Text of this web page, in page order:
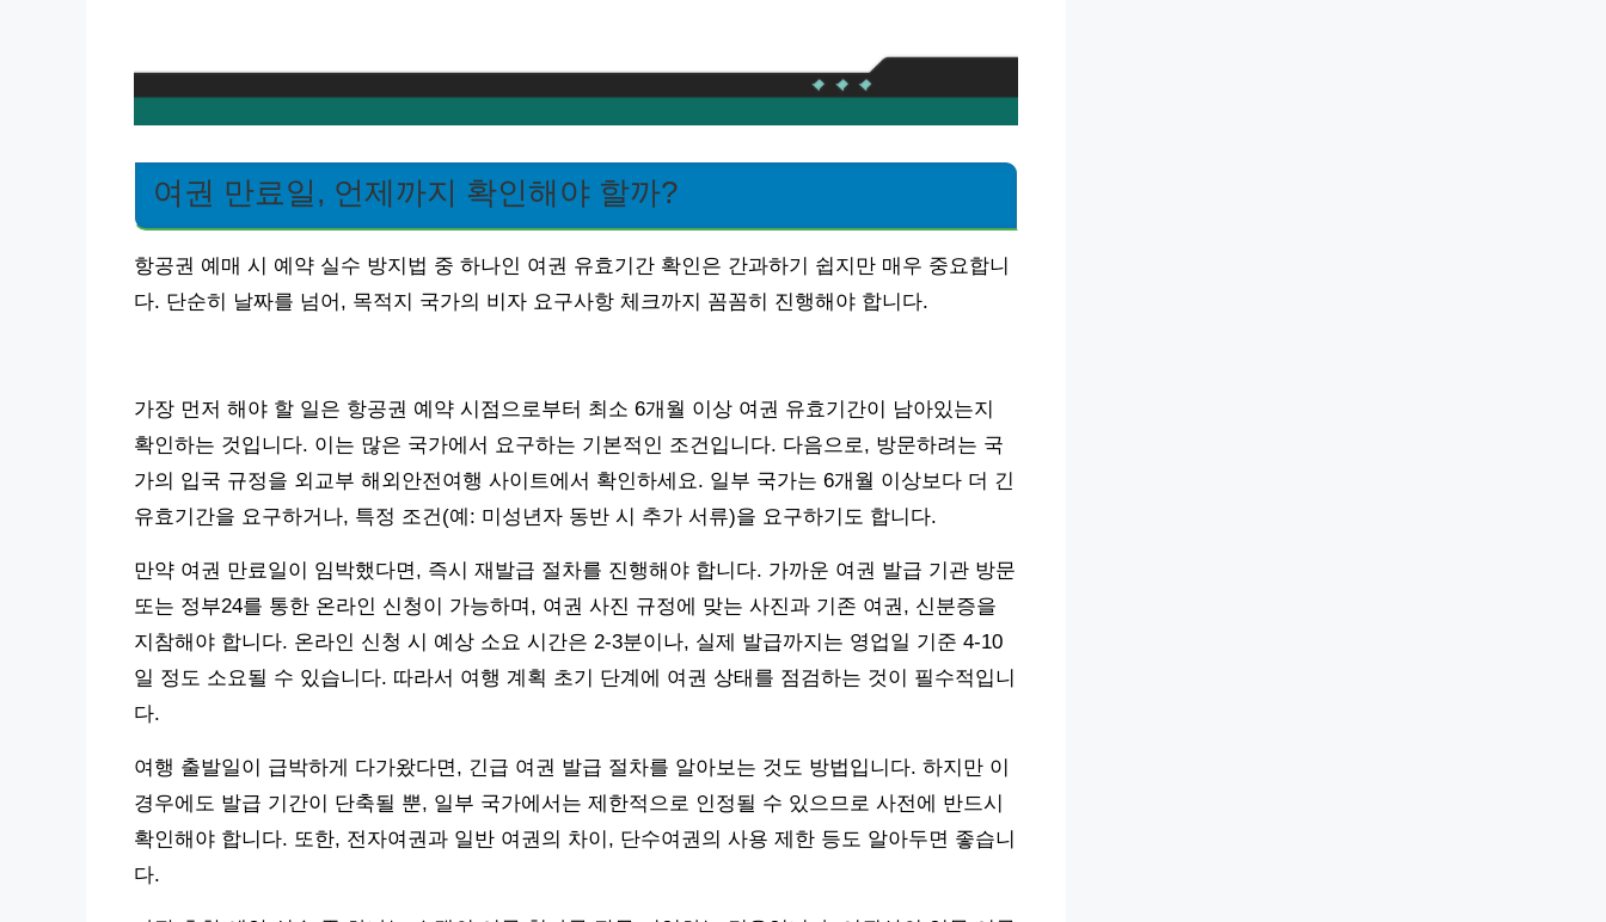
여권 만료일, 언제까지 확인해야 할까?
항공권 예매 시 예약 실수 방지법 중 하나인 여권 유효기간 확인은 간과하기 쉽지만 매우 중요합니
다. 단순히 날짜를 넘어, 목적지 국가의 비자 요구사항 체크까지 꼼꼼히 진행해야 합니다.
가장 먼저 해야 할 일은 항공권 예약 시점으로부터 최소 6개월 이상 여권 유효기간이 남아있는지
확인하는 것입니다. 이는 많은 국가에서 요구하는 기본적인 조건입니다. 다음으로, 방문하려는 국
가의 입국 규정을 외교부 해외안전여행 사이트에서 확인하세요. 일부 국가는 6개월 이상보다 더 긴
유효기간을 요구하거나, 특정 조건(예: 미성년자 동반 시 추가 서류)을 요구하기도 합니다.
만약 여권 만료일이 임박했다면, 즉시 재발급 절차를 진행해야 합니다. 가까운 여권 발급 기관 방문
또는 정부24를 통한 온라인 신청이 가능하며, 여권 사진 규정에 맞는 사진과 기존 여권, 신분증을
지참해야 합니다. 온라인 신청 시 예상 소요 시간은 2-3분이나, 실제 발급까지는 영업일 기준 4-10
일 정도 소요될 수 있습니다. 따라서 여행 계획 초기 단계에 여권 상태를 점검하는 것이 필수적입니
다.
여행 출발일이 급박하게 다가왔다면, 긴급 여권 발급 절차를 알아보는 것도 방법입니다. 하지만 이
경우에도 발급 기간이 단축될 뿐, 일부 국가에서는 제한적으로 인정될 수 있으므로 사전에 반드시
확인해야 합니다. 또한, 전자여권과 일반 여권의 차이, 단수여권의 사용 제한 등도 알아두면 좋습니
다.